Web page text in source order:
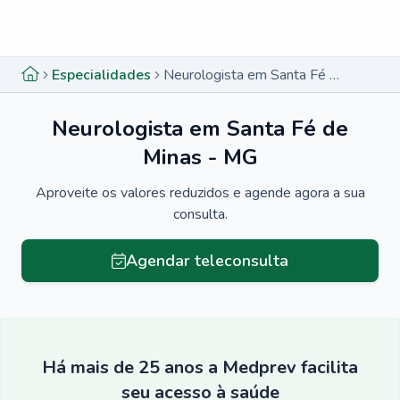
Especialidades Neurologista em Santa Fé de Minas - MG
Neurologista em Santa Fé de
Minas - MG
Aproveite os valores reduzidos e agende agora a sua
consulta.
Agendar teleconsulta
Há mais de 25 anos a Medprev facilita
seu acesso à saúde